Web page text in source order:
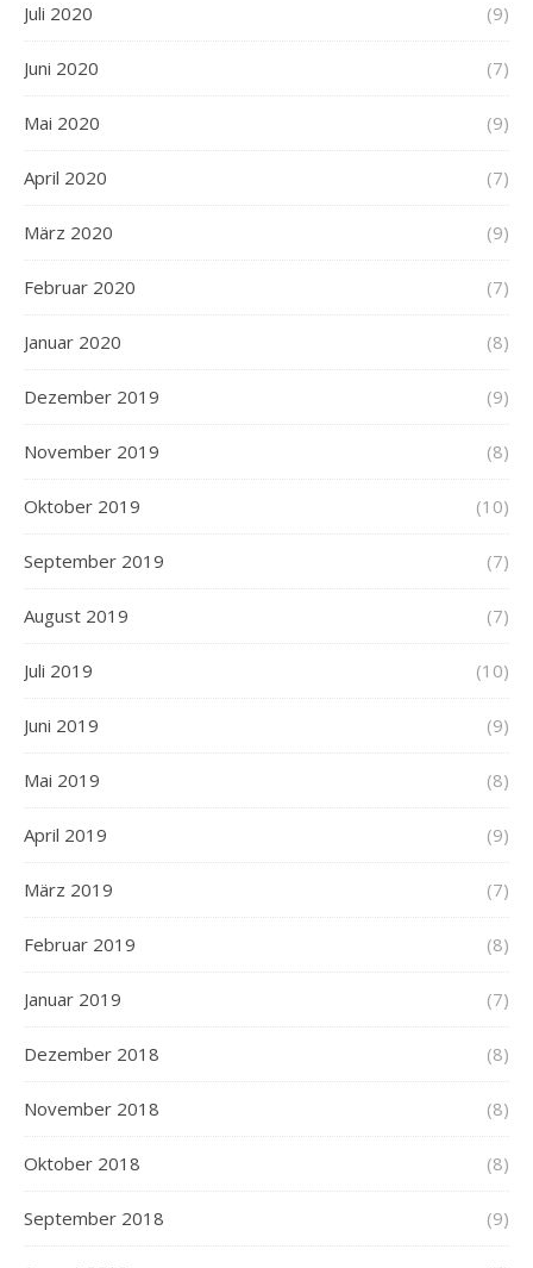
Juli 2020 (9)
Juni 2020 (7)
Mai 2020 (9)
April 2020 (7)
März 2020 (9)
Februar 2020 (7)
Januar 2020 (8)
Dezember 2019 (9)
November 2019 (8)
Oktober 2019 (10)
September 2019 (7)
August 2019 (7)
Juli 2019 (10)
Juni 2019 (9)
Mai 2019 (8)
April 2019 (9)
März 2019 (7)
Februar 2019 (8)
Januar 2019 (7)
Dezember 2018 (8)
November 2018 (8)
Oktober 2018 (8)
September 2018 (9)